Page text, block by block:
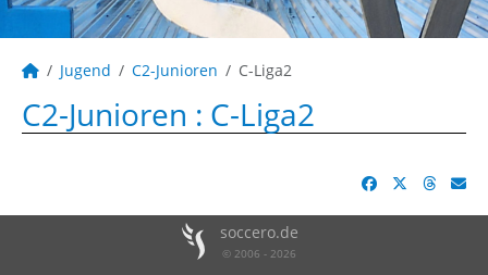
Jugend C2-Junioren C-Liga2
C2-Junioren : C-Liga2
soccero.de
© 2006 - 2026